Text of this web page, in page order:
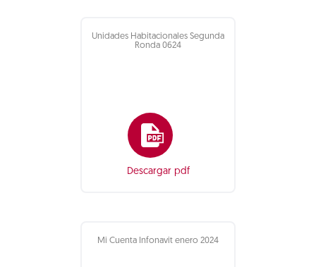
Unidades Habitacionales Segunda
Ronda 0624
Descargar pdf
Mi Cuenta Infonavit enero 2024